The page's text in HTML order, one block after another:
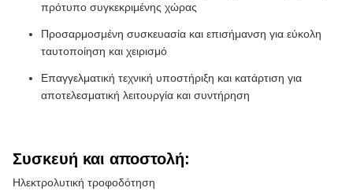
πρότυπο συγκεκριμένης χώρας
Προσαρμοσμένη συσκευασία και επισήμανση για εύκολη
ταυτοποίηση και χειρισμό
Επαγγελματική τεχνική υποστήριξη και κατάρτιση για
αποτελεσματική λειτουργία και συντήρηση
Συσκευή και αποστολή:
Ηλεκτρολυτική τροφοδότηση